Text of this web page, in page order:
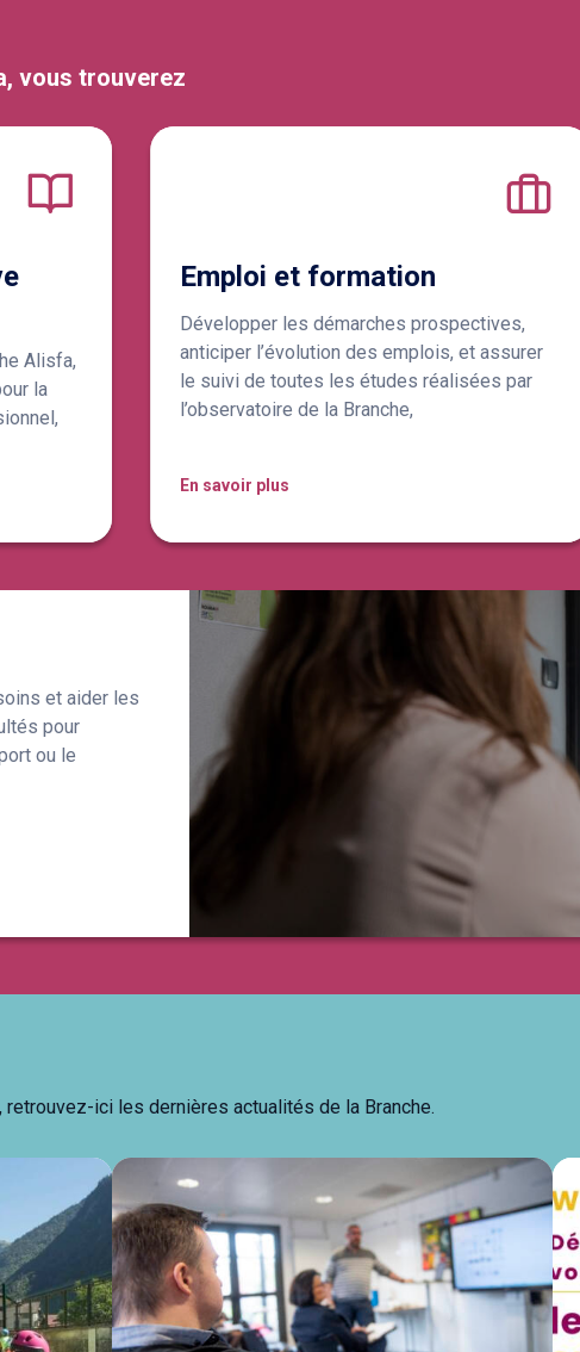
vous trouverez
Alisfa,
la
Emploi et formation
Développer les démarches prospectives,
anticiper l’évolution des emplois, et assurer
le suivi de toutes les études réalisées par
l’observatoire de la Branche,
En savoir plus
et aider les
pour
ou le
ici les dernières actualités de la Branche.